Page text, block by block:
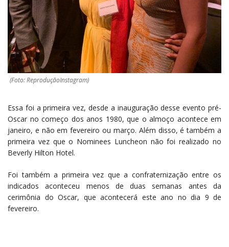
(Foto: ReproduçãoInstagram)
Essa foi a primeira vez, desde a inauguração desse evento pré-
Oscar no começo dos anos 1980, que o almoço acontece em
janeiro, e não em fevereiro ou março. Além disso, é também a
primeira vez que o Nominees Luncheon não foi realizado no
Beverly Hilton Hotel.
Foi também a primeira vez que a confraternização entre os
indicados aconteceu menos de duas semanas antes da
cerimônia do Oscar, que acontecerá este ano no dia 9 de
fevereiro.